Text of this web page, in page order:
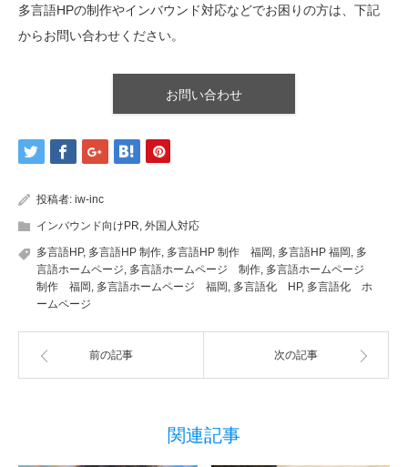
多言語HPの制作やインバウンド対応などでお困りの方は、下記
からお問い合わせください。
お問い合わせ
投稿者: iw-inc
インバウンド向けPR 外国人対応
多言語HP, 多言語HP 制作 多言語HP 制作 福岡 多言語HP 福岡 多
言語ホームページ 多言語ホームページ 制作 多言語ホームページ
制作 福岡 多言語ホームページ 福岡 多言語化 HP, 多言語化 ホ
ームページ
前の記事 次の記事
関連記事